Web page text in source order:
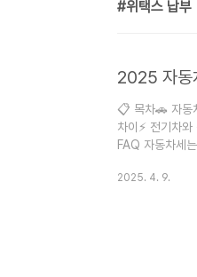
위택스 납부
2025 자동
📋 목차🚗 자동
차이⚡ 전기차
FAQ 자동차세
자동차세가 어
2025. 4. 9.